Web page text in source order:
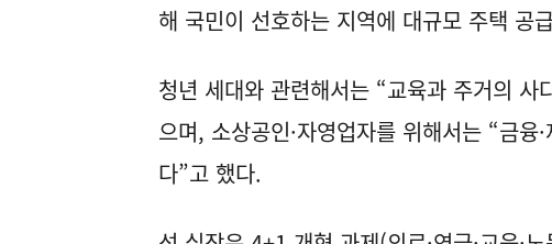
해 국민이 선호하는 지역에 대규모 주택 공
청년 세대와 관련해서는 “교육과 주거의
으며, 소상공인·자영업자를 위해서는 “금
다”고 했다.